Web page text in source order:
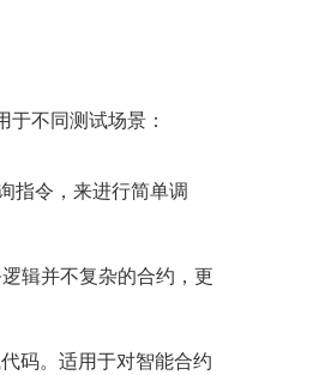
于不同测试场景：
指令，来进行简单调
辑并不复杂的合约，更
码。适用于对智能合约